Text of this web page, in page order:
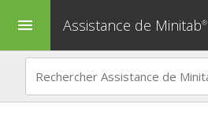
menu Assistance de Minitab®